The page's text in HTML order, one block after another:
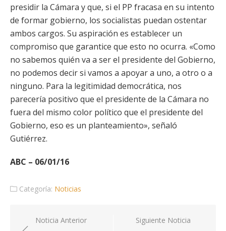
presidir la Cámara y que, si el PP fracasa en su intento
de formar gobierno, los socialistas puedan ostentar
ambos cargos. Su aspiración es establecer un
compromiso que garantice que esto no ocurra. «Como
no sabemos quién va a ser el presidente del Gobierno,
no podemos decir si vamos a apoyar a uno, a otro o a
ninguno. Para la legitimidad democrática, nos
parecería positivo que el presidente de la Cámara no
fuera del mismo color político que el presidente del
Gobierno, eso es un planteamiento», señaló
Gutiérrez.
ABC – 06/01/16
Categoría: Noticias
Navegación
Noticia Anterior Siguiente Noticia